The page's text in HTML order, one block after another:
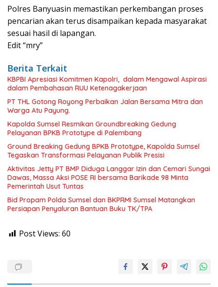
Polres Banyuasin memastikan perkembangan proses
pencarian akan terus disampaikan kepada masyarakat
sesuai hasil di lapangan.
Edit “mry”
Berita Terkait
KBPBI Apresiasi Komitmen Kapolri, dalam Mengawal Aspirasi
dalam Pembahasan RUU Ketenagakerjaan
PT THL Gotong Royong Perbaikan Jalan Bersama Mitra dan
Warga Atu Payung.
Kapolda Sumsel Resmikan Groundbreaking Gedung
Pelayanan BPKB Prototype di Palembang
Ground Breaking Gedung BPKB Prototype, Kapolda Sumsel
Tegaskan Transformasi Pelayanan Publik Presisi
Aktivitas Jetty PT BMP Diduga Langgar Izin dan Cemari Sungai
Dawas, Massa Aksi POSE RI bersama Barikade 98 Minta
Pemerintah Usut Tuntas
Bid Propam Polda Sumsel dan BKPRMI Sumsel Matangkan
Persiapan Penyaluran Bantuan Buku TK/TPA
Post Views: 60